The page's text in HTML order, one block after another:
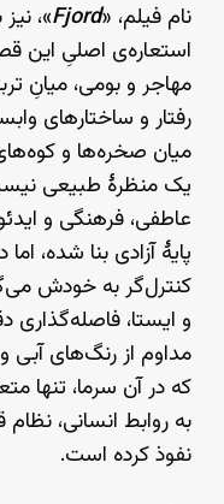
نام فیلم، «Fjord»،
استعاره‌ی اصلیِ این
مهاجر و بومی، میانِ
رفتار و ساختارهای
میان صخره‌ها و
یک منظرهٔ طبیعی
عاطفی، فرهنگی و
پایهٔ آزادی بنا شده،
کنترل‌گر به خودش
و ایستا،
مداوم از رنگ‌های
که در آن سرما، تنها
به روابط انسانی،
نفوذ کرده است.